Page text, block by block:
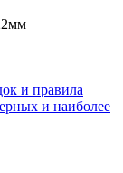
и правила
и наиболее